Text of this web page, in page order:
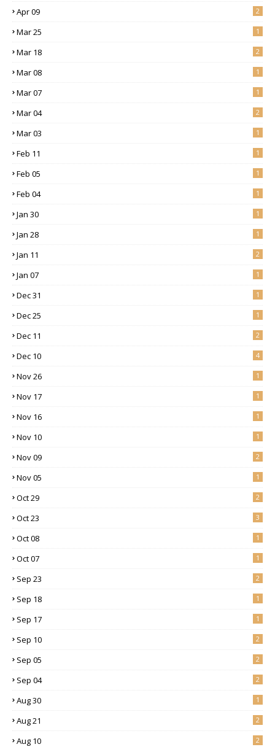
Apr 09 2
Mar 25 1
Mar 18 2
Mar 08 1
Mar 07 1
Mar 04 2
Mar 03 1
Feb 11 1
Feb 05 1
Feb 04 1
Jan 30 1
Jan 28 1
Jan 11 2
Jan 07 1
Dec 31 1
Dec 25 1
Dec 11 2
Dec 10 4
Nov 26 1
Nov 17 1
Nov 16 1
Nov 10 1
Nov 09 2
Nov 05 1
Oct 29 2
Oct 23 3
Oct 08 1
Oct 07 1
Sep 23 2
Sep 18 1
Sep 17 1
Sep 10 2
Sep 05 2
Sep 04 2
Aug 30 1
Aug 21 2
Aug 10 2